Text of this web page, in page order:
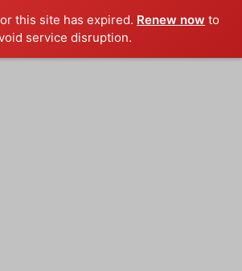
this site has expired. Renew now to
service disruption.